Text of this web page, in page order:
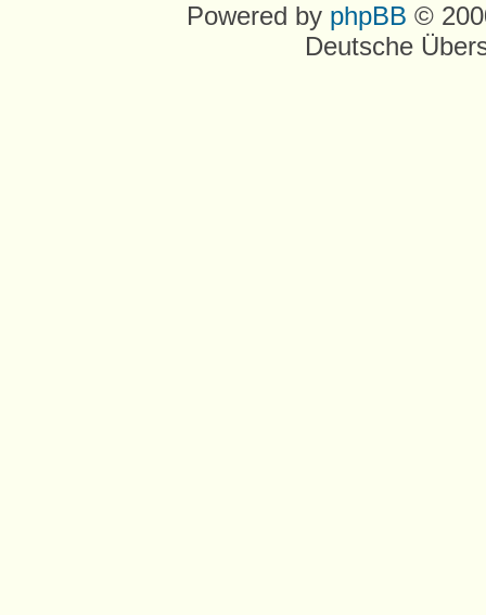
Powered by phpBB ©
Deutsche